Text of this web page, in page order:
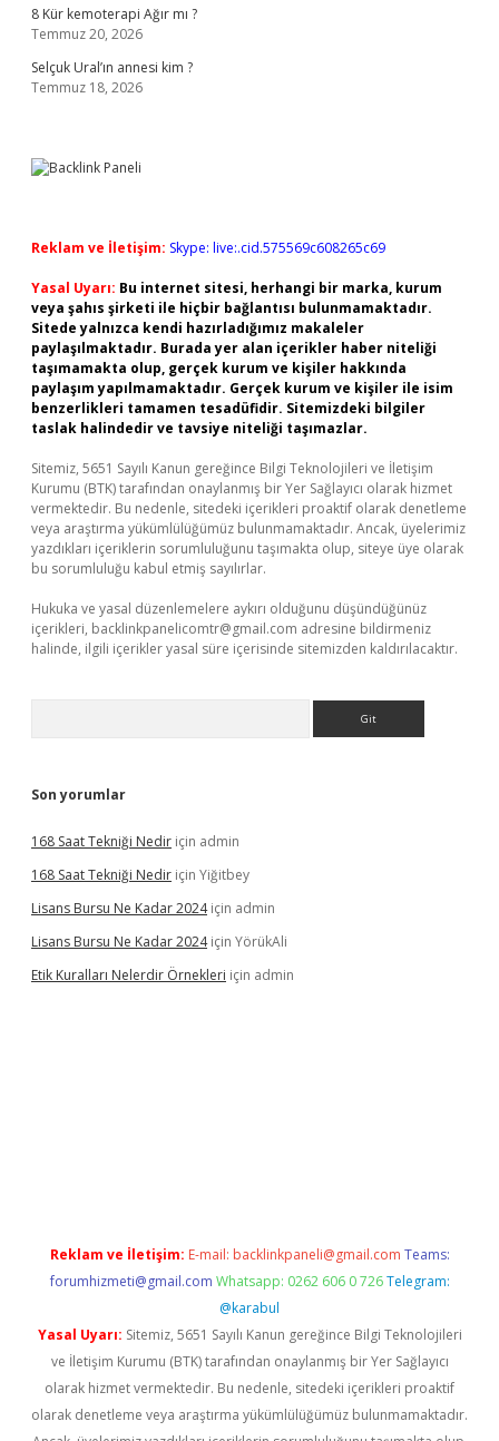
8 Kür kemoterapi Ağır mı ?
Temmuz 20, 2026
Selçuk Ural’ın annesi kim ?
Temmuz 18, 2026
Reklam ve İletişim: Skype: live:.cid.575569c608265c69
Yasal Uyarı: Bu internet sitesi, herhangi bir marka, kurum
veya şahıs şirketi ile hiçbir bağlantısı bulunmamaktadır.
Sitede yalnızca kendi hazırladığımız makaleler
paylaşılmaktadır. Burada yer alan içerikler haber niteliği
taşımamakta olup, gerçek kurum ve kişiler hakkında
paylaşım yapılmamaktadır. Gerçek kurum ve kişiler ile isim
benzerlikleri tamamen tesadüfidir. Sitemizdeki bilgiler
taslak halindedir ve tavsiye niteliği taşımazlar.
Sitemiz, 5651 Sayılı Kanun gereğince Bilgi Teknolojileri ve İletişim
Kurumu (BTK) tarafından onaylanmış bir Yer Sağlayıcı olarak hizmet
vermektedir. Bu nedenle, sitedeki içerikleri proaktif olarak denetleme
veya araştırma yükümlülüğümüz bulunmamaktadır. Ancak, üyelerimiz
yazdıkları içeriklerin sorumluluğunu taşımakta olup, siteye üye olarak
bu sorumluluğu kabul etmiş sayılırlar.
Hukuka ve yasal düzenlemelere aykırı olduğunu düşündüğünüz
içerikleri, backlinkpanelicomtr@gmail.com adresine bildirmeniz
halinde, ilgili içerikler yasal süre içerisinde sitemizden kaldırılacaktır.
Son yorumlar
168 Saat Tekniği Nedir için admin
168 Saat Tekniği Nedir için Yiğitbey
Lisans Bursu Ne Kadar 2024için admin
Lisans Bursu Ne Kadar 2024için YörükAli
Etik Kuralları Nelerdir Örnekleri için admin
Reklam ve İletişim: E-mail: backlinkpaneli@gmail.com Teams:
forumhizmeti@gmail.com Whatsapp: 0262 606 0 726 Telegram:
@karabul
Yasal Uyarı: Sitemiz, 5651 Sayılı Kanun gereğince Bilgi Teknolojileri
ve İletişim Kurumu (BTK) tarafından onaylanmış bir Yer Sağlayıcı
olarak hizmet vermektedir. Bu nedenle, sitedeki içerikleri proaktif
olarak denetleme veya araştırma yükümlülüğümüz bulunmamaktadır.